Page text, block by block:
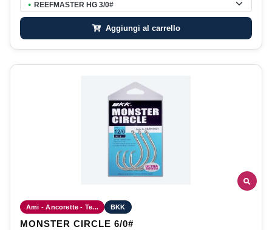
● REEFMASTER HG 3/0#
Aggiungi al carrello
Ami - Ancorette - Te... BKK
MONSTER CIRCLE 6/0#